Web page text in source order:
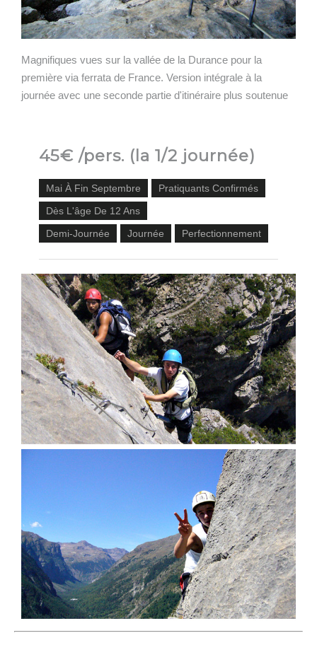
Magnifiques vues sur la vallée de la Durance pour la
première via ferrata de France. Version intégrale à la
journée avec une seconde partie d'itinéraire plus soutenue
45€ /pers. (la 1/2 journée)
Mai À Fin Septembre
Pratiquants Confirmés
Dès L'âge De 12 Ans
Demi-Journée
Journée Perfectionnement